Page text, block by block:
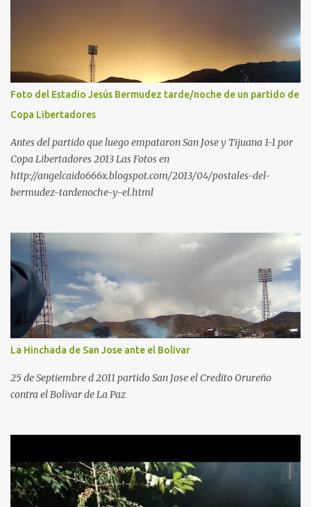
Foto del Estadio Jesús Bermudez tarde/noche de un partido de
Copa Libertadores
Antes del partido que luego empataron San Jose y Tijuana 1-1 por
Copa Libertadores 2013 Las Fotos en
http://angelcaido666x.blogspot.com/2013/04/postales-del-
bermudez-tardenoche-y-el.html
La Hinchada de San Jose ante el Bolivar
25 de Septiembre d 2011 partido San Jose el Credito Orureño
contra el Bolivar de La Paz